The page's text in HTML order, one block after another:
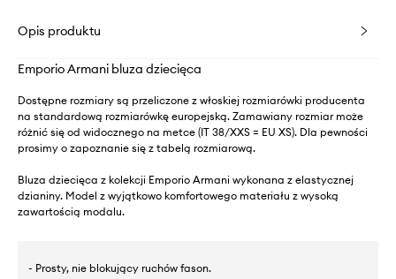
Opis produktu
Emporio Armani bluza dziecięca
Dostępne rozmiary są przeliczone z włoskiej rozmiarówki producenta
na standardową rozmiarówkę europejską. Zamawiany rozmiar może
różnić się od widocznego na metce (IT 38/XXS = EU XS). Dla pewności
prosimy o zapoznanie się z tabelą rozmiarową.
Bluza dziecięca z kolekcji Emporio Armani wykonana z elastycznej
dzianiny. Model z wyjątkowo komfortowego materiału z wysoką
zawartością modalu.
- Prosty, nie blokujący ruchów fason.